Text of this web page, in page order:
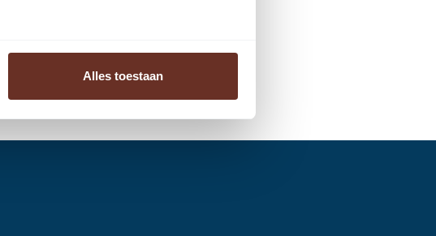
Alles toestaan